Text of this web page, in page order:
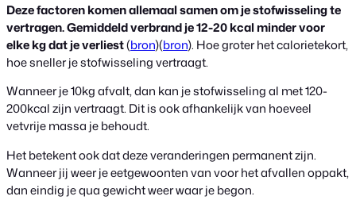
Deze factoren komen allemaal samen om je stofwisseling te
vertragen. Gemiddeld verbrand je 12-20 kcal minder voor
elke kg dat je verliest(bron)(bron). Hoe groter het calorietekort,
hoe sneller je stofwisseling vertraagt.
Wanneer je 10kg afvalt, dan kan je stofwisseling al met 120-
200kcal zijn vertraagt. Dit is ook afhankelijk van hoeveel
vetvrije massa je behoudt.
Het betekent ook dat deze veranderingen permanent zijn.
Wanneer jij weer je eetgewoonten van voor het afvallen oppakt,
dan eindig je qua gewicht weer waar je begon.